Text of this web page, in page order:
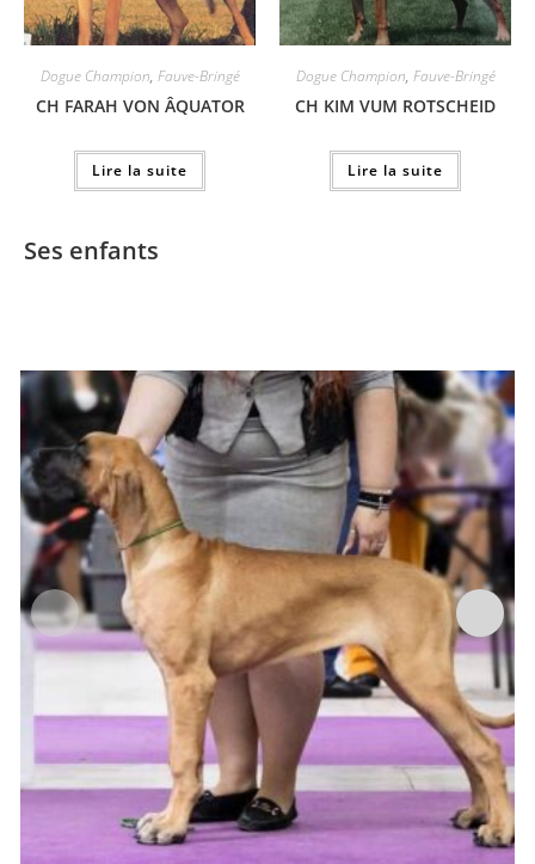
Dogue Champion, Fauve-Bringé
CH FARAH VON ÂQUATOR
Lire la suite
Dogue Champion, Fauve-Bringé
CH KIM VUM ROTSCHEID
Lire la suite
Ses enfants